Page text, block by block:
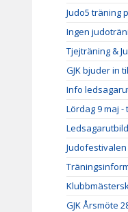
Judo5 träning
Ingen
Tjejträning &
GJK bjuder in
Info
Lördag 9 maj
Judofestivalen
GJK Årsmöte